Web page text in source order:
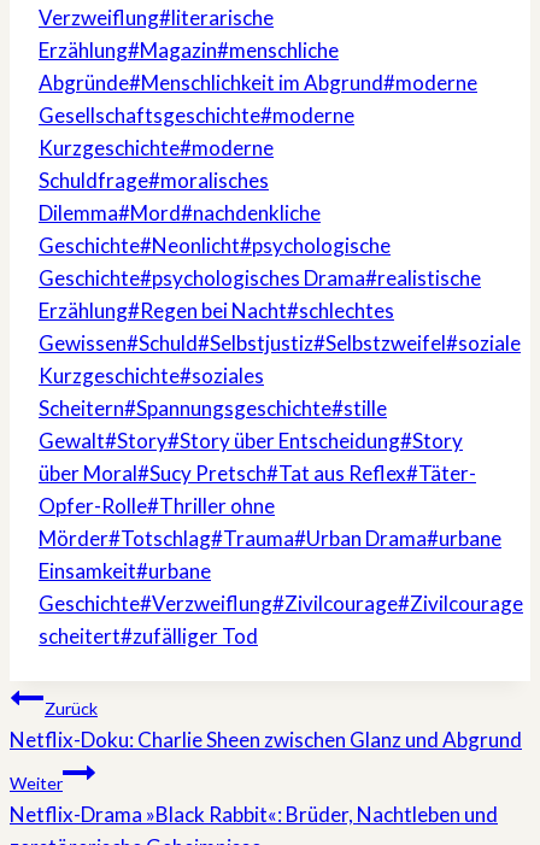
Verzweiflung#literarische
Erzählung#Magazin#menschliche
Abgründe#Menschlichkeit im Abgrund#moderne
Gesellschaftsgeschichte#moderne
Kurzgeschichte#moderne
Schuldfrage#moralisches
Dilemma#Mord#nachdenkliche
Geschichte#Neonlicht#psychologische
Geschichte#psychologisches Drama#realistische
Erzählung#Regen bei Nacht#schlechtes
Gewissen#Schuld#Selbstjustiz#Selbstzweifel#soziale
Kurzgeschichte#soziales
Scheitern#Spannungsgeschichte#stille
Gewalt#Story#Story über Entscheidung#Story
über Moral#Sucy Pretsch#Tat aus Reflex#Täter-
Opfer-Rolle#Thriller ohne
Mörder#Totschlag#Trauma#Urban Drama#urbane
Einsamkeit#urbane
Geschichte#Verzweiflung#Zivilcourage#Zivilcourage
scheitert#zufälliger Tod
Beitragsnavigation
Zurück
Netflix-Doku: Charlie Sheen zwischen Glanz und Abgrund
Weiter
Netflix-Drama »Black Rabbit«: Brüder, Nachtleben und